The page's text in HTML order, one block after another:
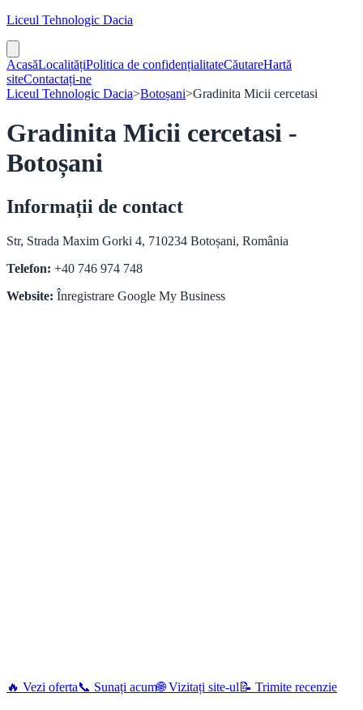
Liceul Tehnologic Dacia
AcasăLocalitățiPolitica de confidențialitateCăutareHartă
siteContactați-ne
Liceul Tehnologic Dacia>Botoșani>Gradinita Micii cercetasi
Gradinita Micii cercetasi -
Botoșani
Informații de contact
Str, Strada Maxim Gorki 4, 710234 Botoșani, România
Telefon: +40 746 974 748
Website: Înregistrare Google My Business
🔥 Vezi oferta📞 Sunați acum🌐 Vizitați site-ul 📝 Trimite recenzie